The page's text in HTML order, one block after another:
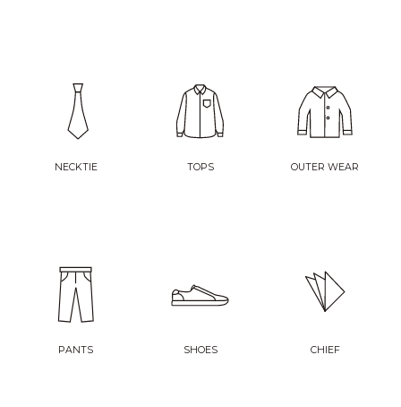
NECKTIE TOPS OUTER WEAR
PANTS SHOES CHIEF